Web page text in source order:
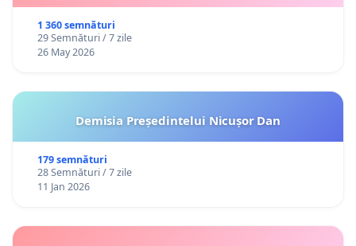
1 360 semnături
29 Semnături / 7 zile
26 May 2026
Demisia Președintelui Nicușor Dan
179 semnături
28 Semnături / 7 zile
11 Jan 2026